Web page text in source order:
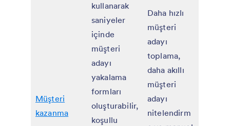
Müşteri
kazanma
kullanarak
saniyeler
içinde
müşteri
adayı
yakalama
formları
oluşturabilir,
koşullu
Daha hızlı
müşteri
adayı
toplama,
daha akıllı
müşteri
adayı
nitelendirm